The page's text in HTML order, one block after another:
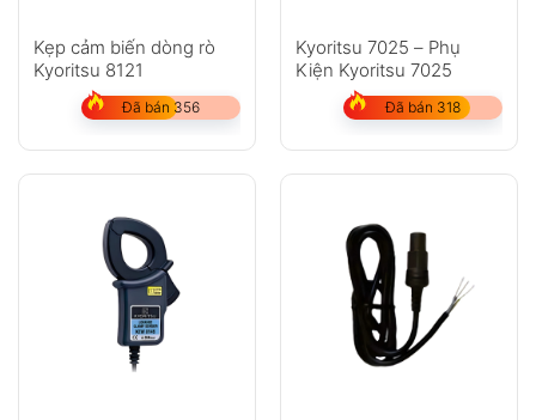
Kẹp cảm biến dòng rò
Kyoritsu 8121
Đã bán 356
Kyoritsu 7025 – Phụ
Kiện Kyoritsu 7025
Đã bán 318